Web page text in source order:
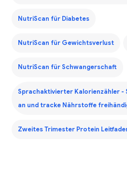
NutriScan für Diabetes
NutriScan für Gewichtsverlust
NutriScan für Schwangerschaft
Sprachaktivierter Kalorienzähler -
an und tracke Nährstoffe
Zweites Trimester Protein